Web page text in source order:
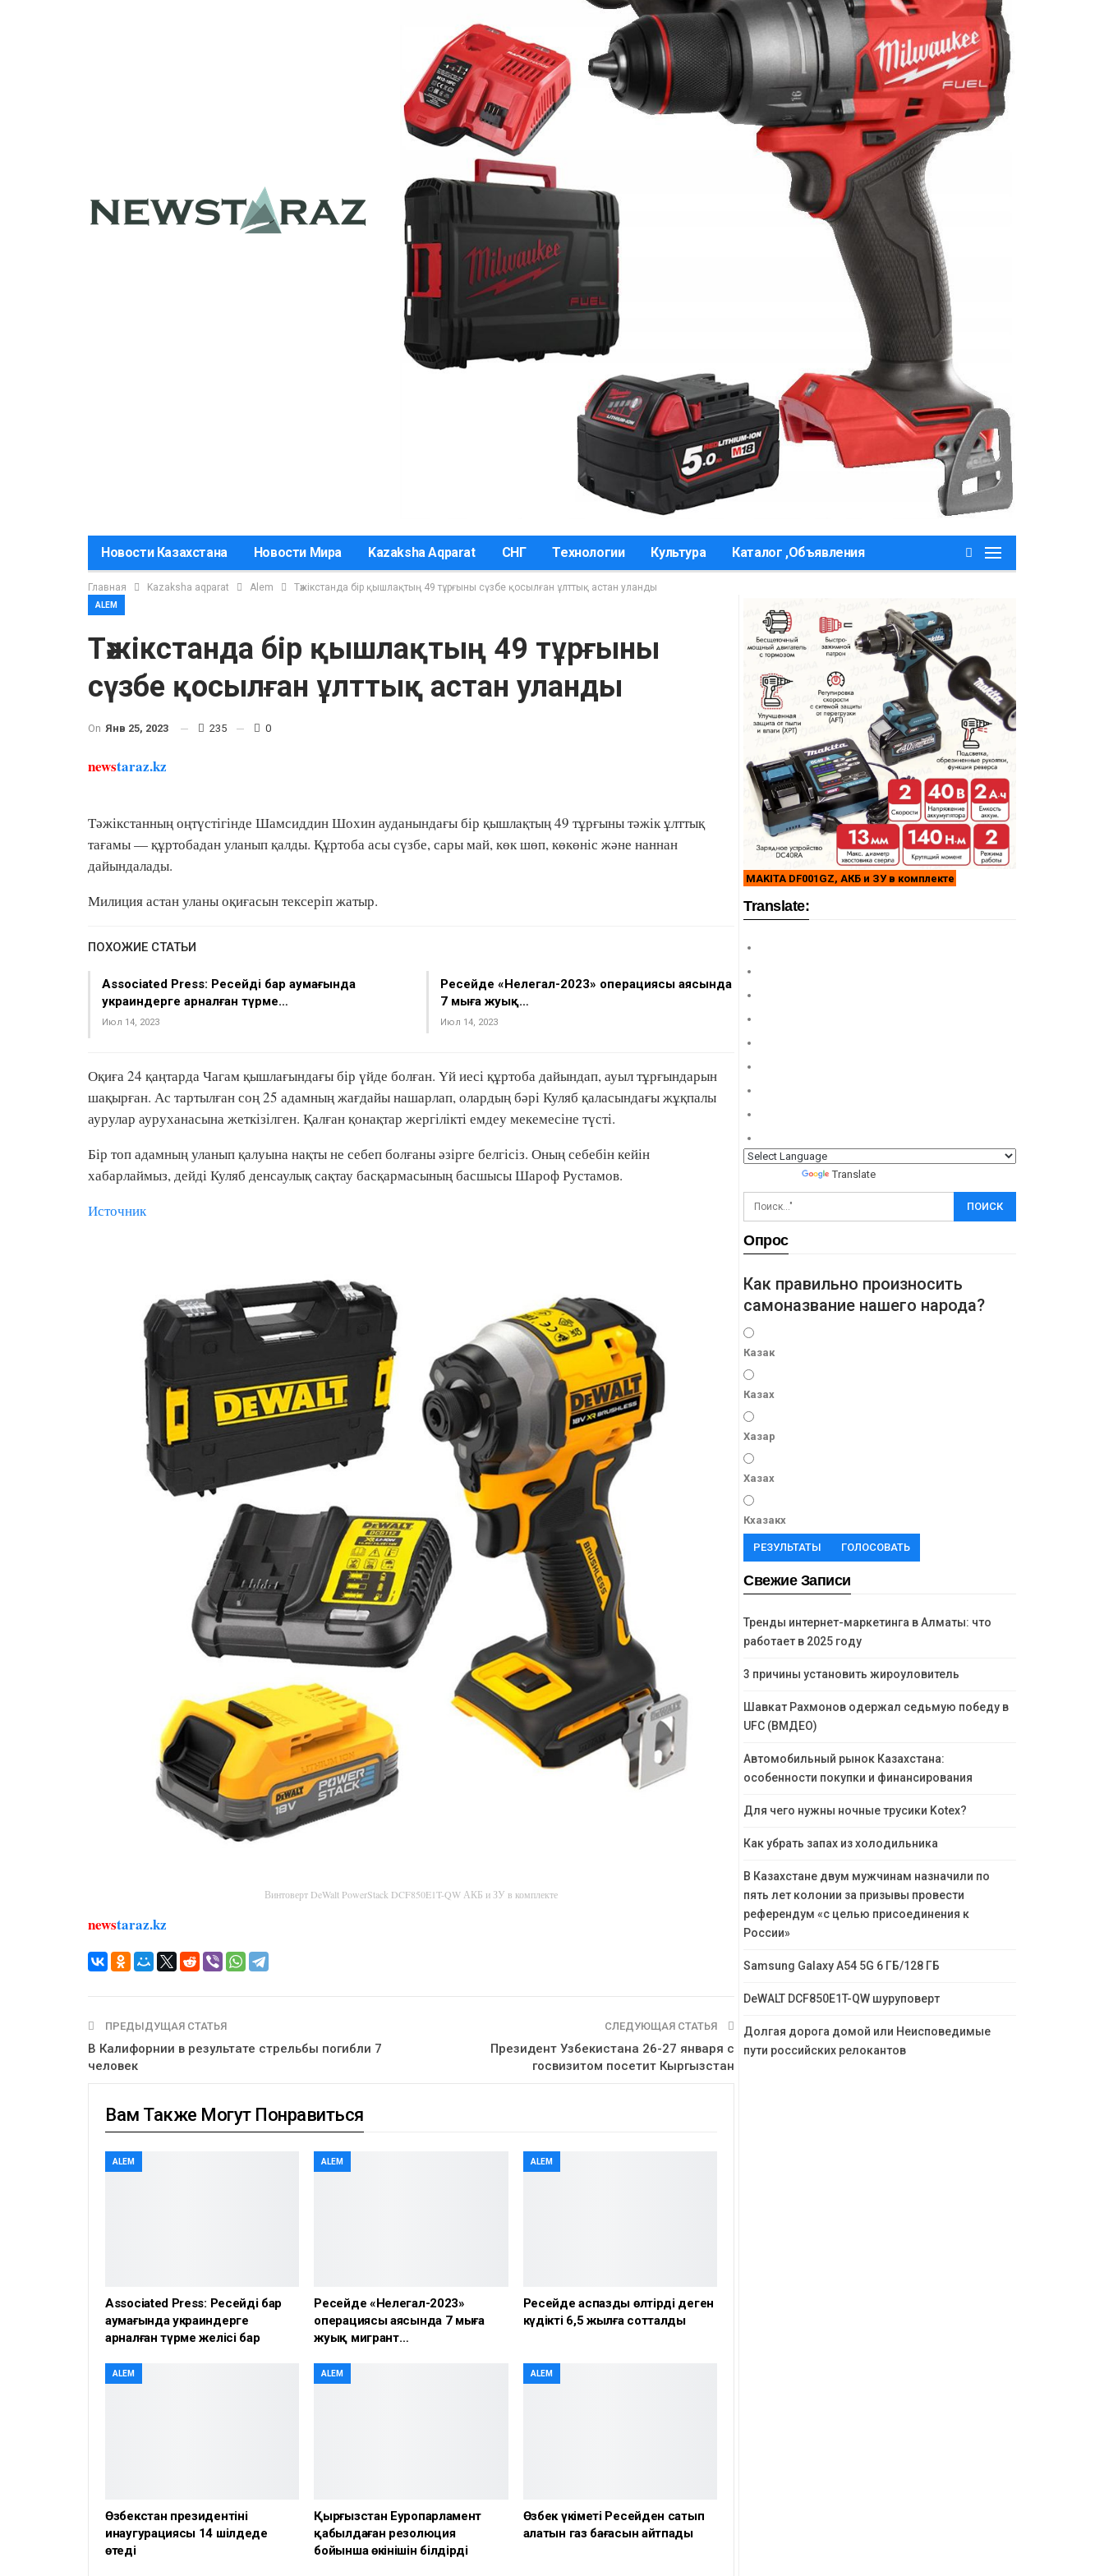
Новости Казахстана Новости Мира Kazaksha Aqparat СНГ Технологии Культура Каталог ,Объявления
Главная Kazaksha aqparat Alem Тәжікстанда бір қышлақтың 49 тұрғыны сүзбе қосылған ұлттық астан уланды
ALEM
Тәжікстанда бір қышлақтың 49 тұрғыны
сүзбе қосылған ұлттық астан уланды
On Янв 25, 2023 235 0
newstaraz.kz
Тәжікстанның оңтүстігінде Шамсиддин Шохин ауданындағы бір қышлақтың 49 тұрғыны тәжік ұлттық
тағамы — құртобадан уланып қалды. Құртоба асы сүзбе, сары май, көк шөп, көкөніс және наннан
дайындалады.
Милиция астан уланы оқиғасын тексеріп жатыр.
ПОХОЖИЕ СТАТЬИ
Associated Press: Ресейдің бар аумағында
украиндерге арналған түрме…
Июл 14, 2023
Ресейде «Нелегал-2023» операциясы аясында
7 мыңға жуық…
Июл 14, 2023
Оқиға 24 қаңтарда Чагам қышлағындағы бір үйде болған. Үй иесі құртоба дайындап, ауыл тұрғындарын
шақырған. Ас тартылған соң 25 адамның жағдайы нашарлап, олардың бәрі Куляб қаласындағы жұқпалы
аурулар ауруханасына жеткізілген. Қалған қонақтар жергілікті емдеу мекемесіне түсті.
Бір топ адамның уланып қалуына нақты не себеп болғаны әзірге белгісіз. Оның себебін кейін
хабарлаймыз, дейді Куляб денсаулық сақтау басқармасының басшысы Шароф Рустамов.
Источник
Винтоверт DeWalt PowerStack DCF850E1T-QW АКБ и ЗУ в комплекте
newstaraz.kz
ПРЕДЫДУЩАЯ СТАТЬЯ
В Калифорнии в результате стрельбы погибли 7
человек
СЛЕДУЮЩАЯ СТАТЬЯ
Президент Узбекистана 26-27 января с
госвизитом посетит Кыргызстан
Вам Также Могут Понравиться
ALEM
Associated Press: Ресейдің бар
аумағында украиндерге
арналған түрме желісі бар
ALEM
Ресейде «Нелегал-2023»
операциясы аясында 7 мыңға
жуық мигрант…
ALEM
Ресейде аспазды өлтірді деген
күдікті 6,5 жылға сотталды
ALEM
Өзбекстан президентінің
инаугурациясы 14 шілдеде
өтеді
ALEM
Қырғызстан Еуропарламент
қабылдаған резолюция
бойынша өкінішін білдірді
ALEM
Өзбек үкіметі Ресейден сатып
алатын газ бағасын айтпады
MAKITA DF001GZ, АКБ и ЗУ в комплекте
Translate:
Translate
Опрос
Как правильно произносить
самоназвание нашего народа?
Казак
Казах
Хазар
Хазах
Кхазакх
РЕЗУЛЬТАТЫ ГОЛОСОВАТЬ
Свежие Записи
Тренды интернет-маркетинга в Алматы: что
работает в 2025 году
3 причины установить жироуловитель
Шавкат Рахмонов одержал седьмую победу в
UFC (ВМДЕО)
Автомобильный рынок Казахстана:
особенности покупки и финансирования
Для чего нужны ночные трусики Kotex?
Как убрать запах из холодильника
В Казахстане двум мужчинам назначили по
пять лет колонии за призывы провести
референдум «с целью присоединения к
России»
Samsung Galaxy A54 5G 6 ГБ/128 ГБ
DeWALT DCF850E1T-QW шуруповерт
Долгая дорога домой или Неисповедимые
пути российских релокантов